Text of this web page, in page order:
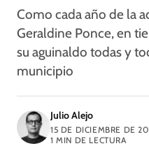
Como cada año de la
Geraldine Ponce, en
su aguinaldo todas y
municipio
Julio Alejo
15 DE DICIEMBRE DE
1 MIN DE LECTURA